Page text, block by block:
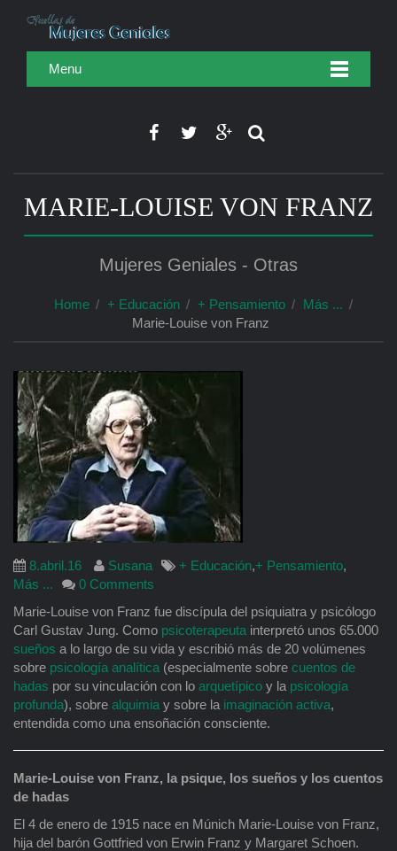
Menu
MARIE-LOUISE VON FRANZ
Mujeres Geniales - Otras
Home + Educación + Pensamiento
Más ...
Marie-Louise von Franz
8.abril.16 Susana + Educación,+ Pensamiento,
Más ...
0 Comments
Marie-Louise von Franz fue discípula del psiquiatra y psicólogo
Carl Gustav Jung. Como psicoterapeuta interpretó unos 65.000
sueños a lo largo de su vida y escribió más de 20 volúmenes
sobre psicología analítica (especialmente sobre cuentos de
hadas por su vinculación con lo arquetípico y la psicología
profunda), sobre alquimia y sobre la imaginación activa,
entendida como una ensoñación consciente.
Marie-Louise von Franz, la psique, los sueños y los cuentos
de hadas
El 4 de enero de 1915 nace en Múnich Marie-Louise von Franz,
hija del barón Gottfried von Erwin Franz y Margaret Schoen.